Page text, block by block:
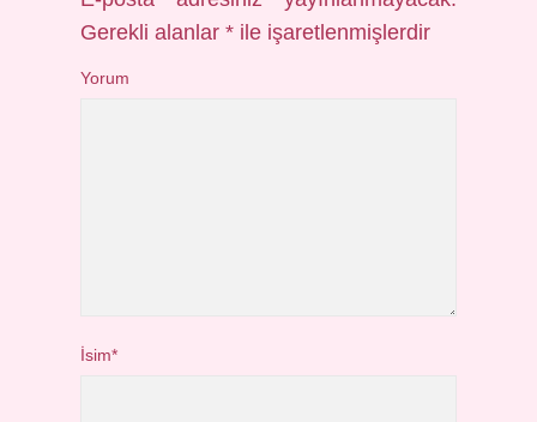
Gerekli alanlar* ile işaretlenmişlerdir
Yorum
İsim*